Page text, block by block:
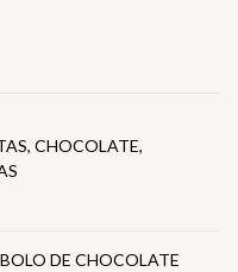
CHOCOLATE,
DE CHOCOLATE